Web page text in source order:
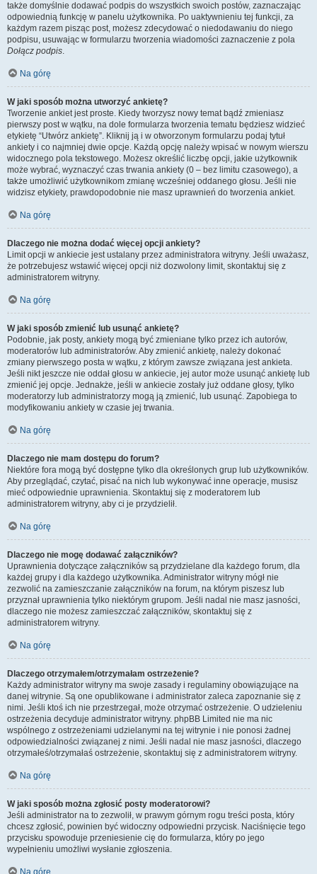
także domyślnie dodawać podpis do wszystkich swoich postów, zaznaczając
odpowiednią funkcję w panelu użytkownika. Po uaktywnieniu tej funkcji, za
każdym razem pisząc post, możesz zdecydować o niedodawaniu do niego
podpisu, usuwając w formularzu tworzenia wiadomości zaznaczenie z pola
Dołącz podpis.
Na górę
W jaki sposób można utworzyć ankietę?
Tworzenie ankiet jest proste. Kiedy tworzysz nowy temat bądź zmieniasz
pierwszy post w wątku, na dole formularza tworzenia tematu będziesz widzieć
etykietę “Utwórz ankietę”. Kliknij ją i w otworzonym formularzu podaj tytuł
ankiety i co najmniej dwie opcje. Każdą opcję należy wpisać w nowym wierszu
widocznego pola tekstowego. Możesz określić liczbę opcji, jakie użytkownik
może wybrać, wyznaczyć czas trwania ankiety (0 – bez limitu czasowego), a
także umożliwić użytkownikom zmianę wcześniej oddanego głosu. Jeśli nie
widzisz etykiety, prawdopodobnie nie masz uprawnień do tworzenia ankiet.
Na górę
Dlaczego nie można dodać więcej opcji ankiety?
Limit opcji w ankiecie jest ustalany przez administratora witryny. Jeśli uważasz,
że potrzebujesz wstawić więcej opcji niż dozwolony limit, skontaktuj się z
administratorem witryny.
Na górę
W jaki sposób zmienić lub usunąć ankietę?
Podobnie, jak posty, ankiety mogą być zmieniane tylko przez ich autorów,
moderatorów lub administratorów. Aby zmienić ankietę, należy dokonać
zmiany pierwszego posta w wątku, z którym zawsze związana jest ankieta.
Jeśli nikt jeszcze nie oddał głosu w ankiecie, jej autor może usunąć ankietę lub
zmienić jej opcje. Jednakże, jeśli w ankiecie zostały już oddane głosy, tylko
moderatorzy lub administratorzy mogą ją zmienić, lub usunąć. Zapobiega to
modyfikowaniu ankiety w czasie jej trwania.
Na górę
Dlaczego nie mam dostępu do forum?
Niektóre fora mogą być dostępne tylko dla określonych grup lub użytkowników.
Aby przeglądać, czytać, pisać na nich lub wykonywać inne operacje, musisz
mieć odpowiednie uprawnienia. Skontaktuj się z moderatorem lub
administratorem witryny, aby ci je przydzielił.
Na górę
Dlaczego nie mogę dodawać załączników?
Uprawnienia dotyczące załączników są przydzielane dla każdego forum, dla
każdej grupy i dla każdego użytkownika. Administrator witryny mógł nie
zezwolić na zamieszczanie załączników na forum, na którym piszesz lub
przyznał uprawnienia tylko niektórym grupom. Jeśli nadal nie masz jasności,
dlaczego nie możesz zamieszczać załączników, skontaktuj się z
administratorem witryny.
Na górę
Dlaczego otrzymałem/otrzymałam ostrzeżenie?
Każdy administrator witryny ma swoje zasady i regulaminy obowiązujące na
danej witrynie. Są one opublikowane i administrator zaleca zapoznanie się z
nimi. Jeśli ktoś ich nie przestrzegał, może otrzymać ostrzeżenie. O udzieleniu
ostrzeżenia decyduje administrator witryny. phpBB Limited nie ma nic
wspólnego z ostrzeżeniami udzielanymi na tej witrynie i nie ponosi żadnej
odpowiedzialności związanej z nimi. Jeśli nadal nie masz jasności, dlaczego
otrzymałeś/otrzymałaś ostrzeżenie, skontaktuj się z administratorem witryny.
Na górę
W jaki sposób można zgłosić posty moderatorowi?
Jeśli administrator na to zezwolił, w prawym górnym rogu treści posta, który
chcesz zgłosić, powinien być widoczny odpowiedni przycisk. Naciśnięcie tego
przycisku spowoduje przeniesienie cię do formularza, który po jego
wypełnieniu umożliwi wysłanie zgłoszenia.
Na górę